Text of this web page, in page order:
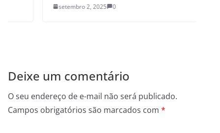
setembro 2, 2025 0
Deixe um comentário
O seu endereço de e-mail não será publicado.
Campos obrigatórios são marcados com *